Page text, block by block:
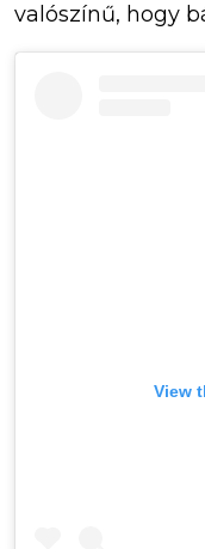
valószínű, hogy
View